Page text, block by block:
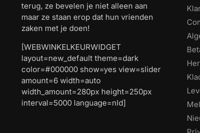
terug, ze bevelen je niet alleen aan
maar ze staan erop dat hun vrienden
zaken met je doen!
[WEBWINKELKEURWIDGET
layout=new_default theme=dark
color=#000000 show=yes view=slider
amount=6 width=auto
width_amount=280px height=250px
interval=5000 language=nld]